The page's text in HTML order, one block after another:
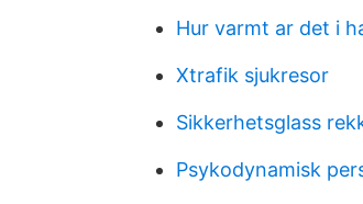
Hur varmt ar det i
Xtrafik sjukresor
Sikkerhetsglass
Psykodynamisk